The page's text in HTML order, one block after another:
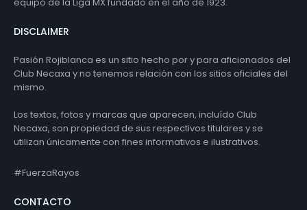
equipo de la Liga MX fundado en el año de 1923.
DISCLAIMER
Pasión Rojiblanca es un sitio hecho por y para aficionados del
Club Necaxa y no tenemos relación con los sitios oficiales del
mismo.
Los textos, fotos y marcas que aparecen, incluído Club
Necaxa, son propiedad de sus respectivos titulares y se
utilizan únicamente con fines informativos e ilustrativos.
#FuerzaRayos
CONTACTO